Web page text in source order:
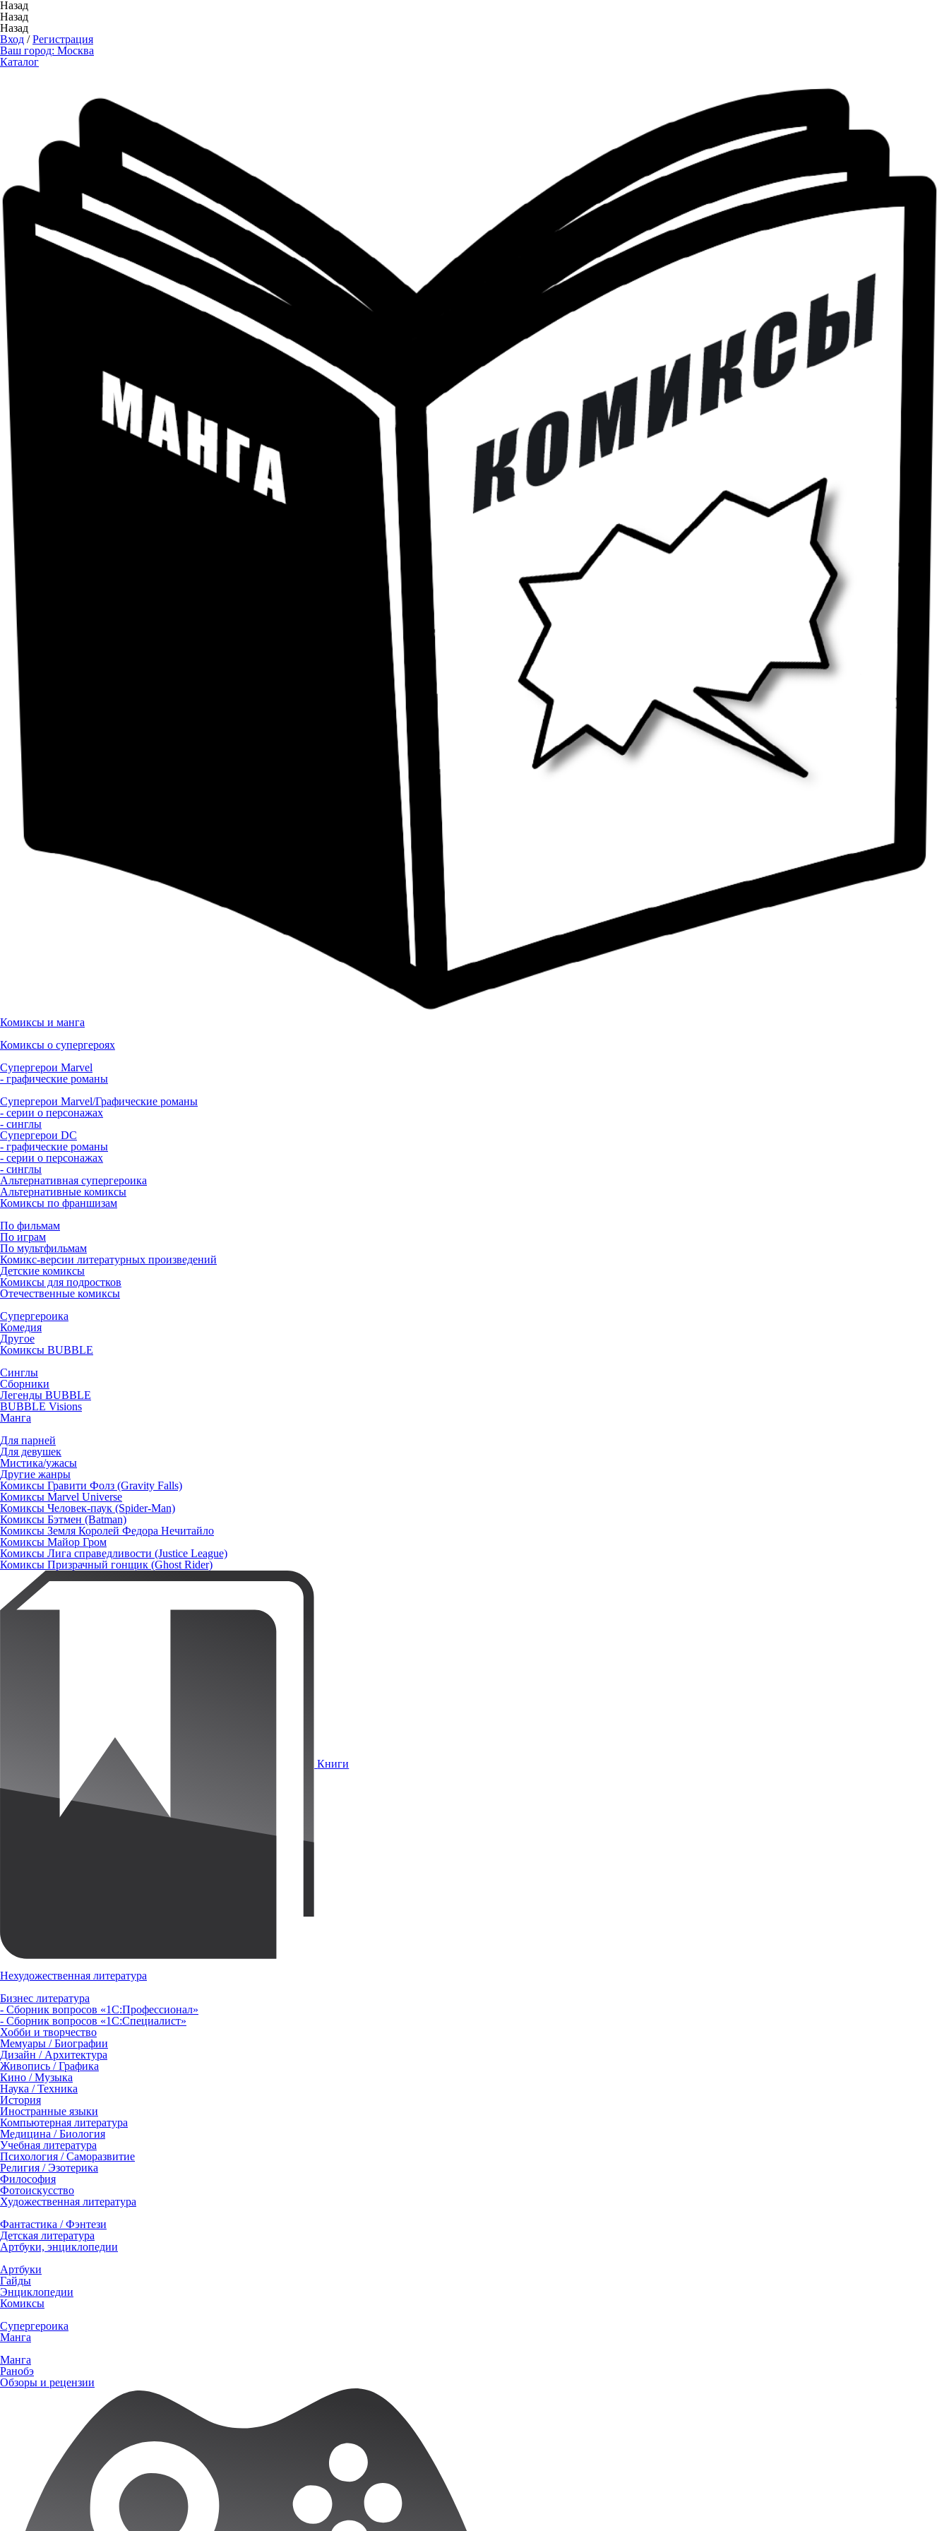
Назад
Назад
Назад
Вход /Регистрация
Ваш город: Москва
Каталог
Комиксы и манга
Комиксы о супергероях
Супергерои Marvel
- графические романы
Супергерои Marvel/Графические романы
- серии о персонажах
- синглы
Супергерои DC
- графические романы
- серии о персонажах
- синглы
Альтернативная супергероика
Альтернативные комиксы
Комиксы по франшизам
По фильмам
По играм
По мультфильмам
Комикс-версии литературных произведений
Детские комиксы
Комиксы для подростков
Отечественные комиксы
Супергероика
Комедия
Другое
Комиксы BUBBLE
Синглы
Сборники
Легенды BUBBLE
BUBBLE Visions
Манга
Для парней
Для девушек
Мистика/ужасы
Другие жанры
Комиксы Гравити Фолз (Gravity Falls)
Комиксы Marvel Universe
Комиксы Человек-паук (Spider-Man)
Комиксы Бэтмен (Batman)
Комиксы Земля Королей Федора Нечитайло
Комиксы Майор Гром
Комиксы Лига справедливости (Justice League)
Комиксы Призрачный гонщик (Ghost Rider)
Книги
Нехудожественная литература
Бизнес литература
- Сборник вопросов «1С:Профессионал»
- Сборник вопросов «1С:Специалист»
Хобби и творчество
Мемуары / Биографии
Дизайн / Архитектура
Живопись / Графика
Кино / Музыка
Наука / Техника
История
Иностранные языки
Компьютерная литература
Медицина / Биология
Учебная литература
Психология / Саморазвитие
Религия / Эзотерика
Философия
Фотоискусство
Художественная литература
Фантастика / Фэнтези
Детская литература
Артбуки, энциклопедии
Артбуки
Гайды
Энциклопедии
Комиксы
Супергероика
Манга
Манга
Ранобэ
Обзоры и рецензии